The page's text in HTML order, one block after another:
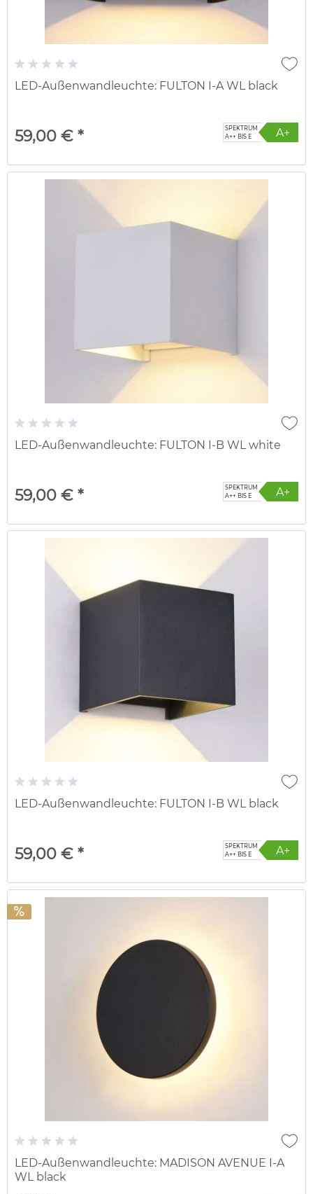
LED-Außenwandleuchte: FULTON I-A WL black
A+
SPEKTRUM
A++ BIS E
59,00 € *
LED-Außenwandleuchte: FULTON I-B WL white
A+
SPEKTRUM
A++ BIS E
59,00 € *
LED-Außenwandleuchte: FULTON I-B WL black
A+
SPEKTRUM
A++ BIS E
59,00 € *
LED-Außenwandleuchte: MADISON AVENUE I-A
WL black